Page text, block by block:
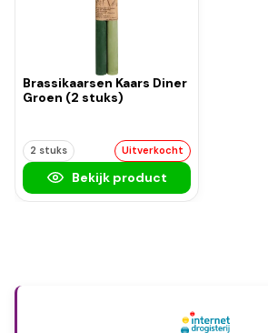
Brassikaarsen Kaars Diner
Groen (2 stuks)
2 stuks Uitverkocht
Bekijk product